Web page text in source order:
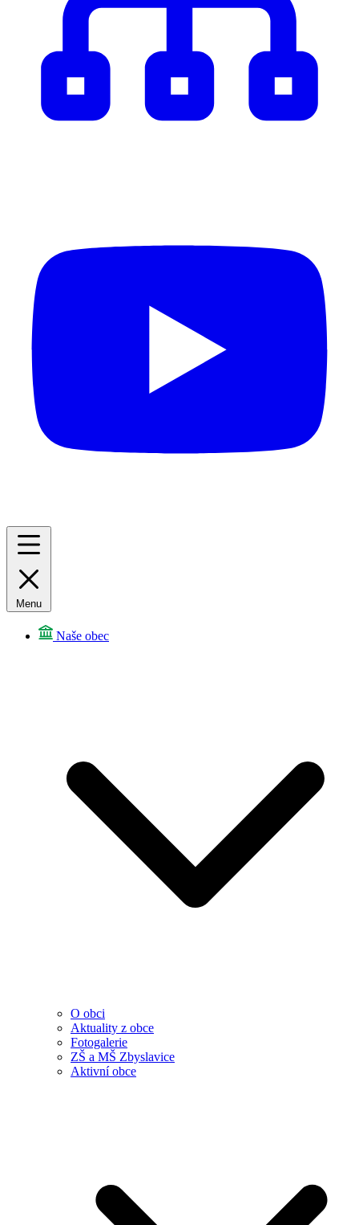
Menu
Naše obec
O obci
Aktuality z obce
Fotogalerie
ZŠ a MŠ Zbyslavice
Aktivní obce